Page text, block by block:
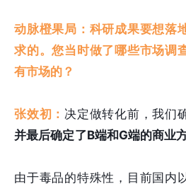
动脉橙果局：科研成果要想落
求的。您当时做了哪些市场调
有市场的？
张效初： 决定做转化前，我们
并最后确定了B端和G端的商业方
由于毒品的特殊性，目前国内